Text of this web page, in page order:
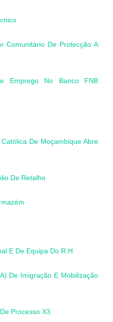
Comunitário De Protecção A
Emprego No Banco FNB
De Moçambique Abre
De Retalho
E De Equipa Do R.H
De Imigração E Mobilização
Processo X3